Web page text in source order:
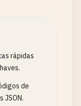
rápidas
de
JSON.